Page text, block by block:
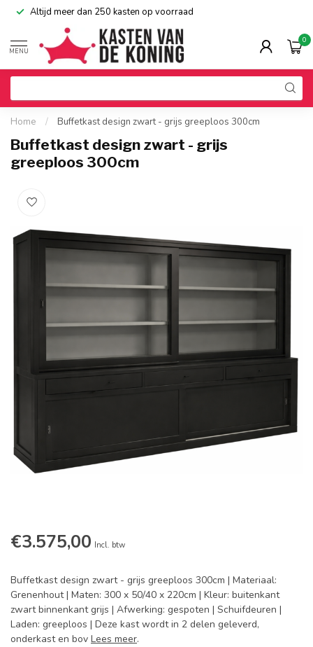
Altijd meer dan 250 kasten op voorraad
MENU
0
Home / Buffetkast design zwart - grijs greeploos 300cm
Buffetkast design zwart - grijs
greeploos 300cm
€3.575,00 Incl. btw
Buffetkast design zwart - grijs greeploos 300cm | Materiaal:
Grenenhout | Maten: 300 x 50/40 x 220cm | Kleur: buitenkant
zwart binnenkant grijs | Afwerking: gespoten | Schuifdeuren |
Laden: greeploos | Deze kast wordt in 2 delen geleverd,
onderkast en bov Lees meer.